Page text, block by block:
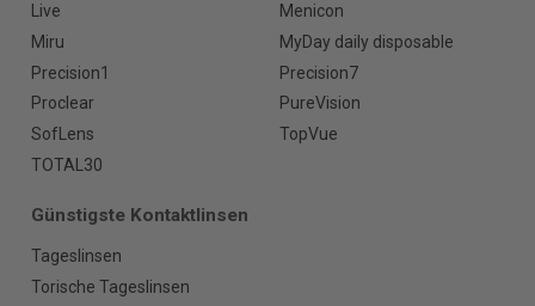
Live
Menicon
Miru
MyDay daily disposable
Precision1
Precision7
Proclear
PureVision
SofLens
TopVue
TOTAL30
Günstigste Kontaktlinsen
Tageslinsen
Torische Tageslinsen